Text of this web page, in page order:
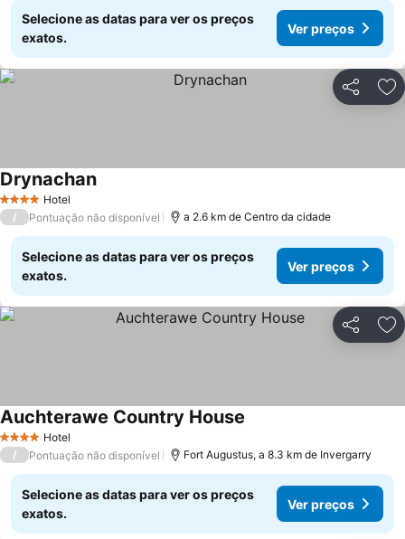
Selecione as datas para ver os preços
exatos.
Ver preços
Partilhar
4 EstrelasHotel
DrynachanVer preços
/ Pontuação não disponível a 2.6 km de Centro da cidade
Selecione as datas para ver os preços
exatos.
Ver preços
Partilhar
4 EstrelasHotel
Auchterawe Country House
/ Pontuação não disponível Fort Augustus, a 8.3 km de Invergarry
Selecione as datas para ver os preços
exatos.
Ver preços